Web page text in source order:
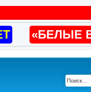
«БЕЛЫЕ